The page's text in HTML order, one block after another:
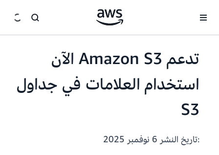
تدعم Amazon S3 الآن
استخدام العلامات في جداول
S3
:تاريخ النشر